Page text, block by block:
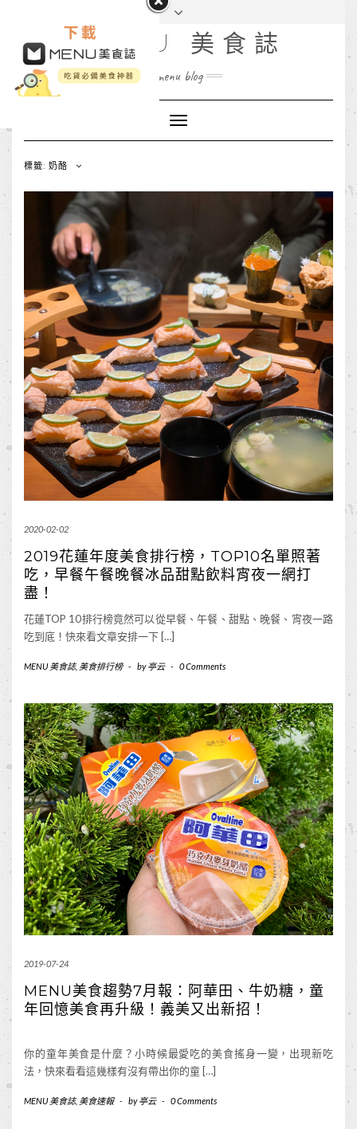
MENU 美食誌
menu blog
Toggle
Navigation
標籤: 奶酪
2020-02-02
2019花蓮年度美食排行榜，TOP10名單照著
吃，早餐午餐晚餐冰品甜點飲料宵夜一網打
盡！
花蓮TOP 10排行榜竟然可以從早餐、午餐、甜點、晚餐、宵夜一路
吃到底！快來看文章安排一下 […]
MENU 美食誌, 美食排行榜 - by亭云 - 0 Comments
2019-07-24
MENU美食趨勢7月報：阿華田、牛奶糖，童
年回憶美食再升級！義美又出新招！
你的童年美食是什麼？小時候最愛吃的美食搖身一變，出現新吃
法，快來看看這幾樣有沒有帶出你的童 […]
MENU 美食誌, 美食速報 - by亭云 - 0 Comments